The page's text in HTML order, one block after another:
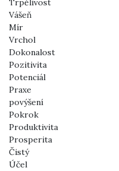
Trpělivost
Vášeň
Mír
Vrchol
Dokonalost
Pozitivita
Potenciál
Praxe
povýšení
Pokrok
Produktivita
Prosperita
Čistý
Účel